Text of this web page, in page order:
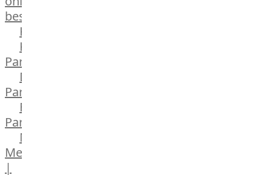
bestellen
Karriere
Kochschul-
Partner
Depot-
Partner
Frischetheken-
Partner
Männer
Metzger
|